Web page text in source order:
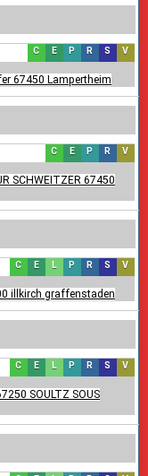
C
climatisation,
distribution,
E echappement,
P plaquettes
R S V
67450 Lampertheim
C carrosserie,
E P pare-
R V
SCHWEITZER 67450
C
carrosserie,
courroie distribution,
E echappement,
L lavage voiture,
P pare-brise,
R S V
illkirch graffenstaden
C
carrosserie,
courroie distribution,
E echappement,
L lavage voiture,
P pare-brise,
R S V
SOULTZ SOUS